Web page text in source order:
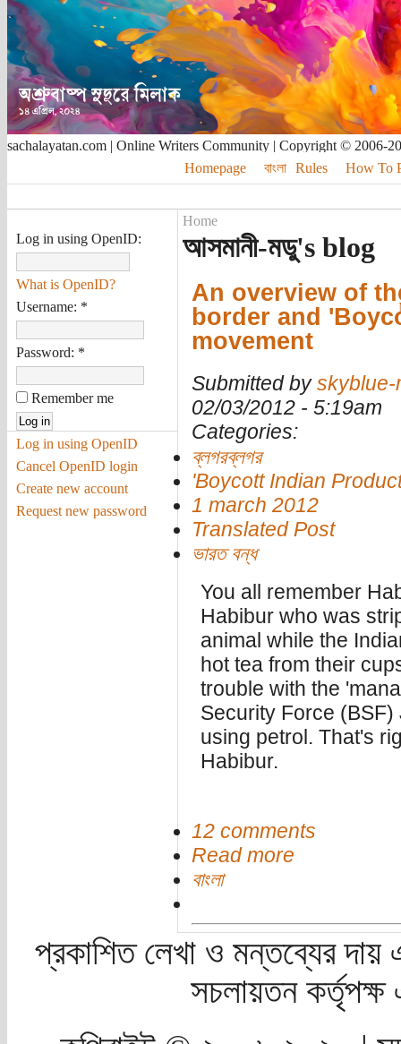
sachalayatan.com | Online Writers Community | Copyright © 2006-
Homepage
বাংলা Rules How To
Log in using OpenID:
What is OpenID?
Username: *
Password: *
Remember me
Log in using OpenID
Cancel OpenID login
Create new account
Request new password
Home
আসমানী-মডু's blog
An overview of
border and
movement
Submitted by skyblue-
02/03/2012 - 5:19am
Categories:
ব্লগরব্লগর
'Boycott Indian
1 march 2012
Translated Post
ভারত বন্‌ধ
You all remember
Habibur who was
animal while the
hot tea from their
trouble with the
Security Force
using petrol. That's
Habibur.
12 comments
Read more
বাংলা
প্রকাশিত লেখা ও মন্তব্যের দায়
সচলায়তন